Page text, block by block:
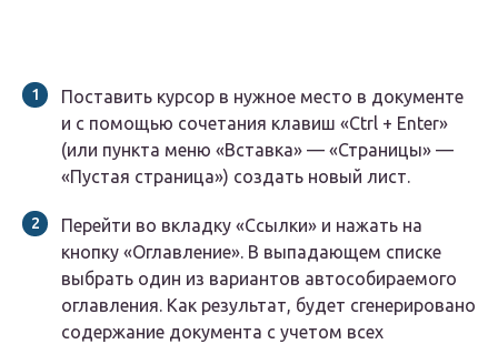
Поставить курсор в нужное место в документе
и с помощью сочетания клавиш «Ctrl + Enter»
(или пункта меню «Вставка» — «Страницы» —
«Пустая страница») создать новый лист.
Перейти во вкладку «Ссылки» и нажать на
кнопку «Оглавление». В выпадающем списке
выбрать один из вариантов автособираемого
оглавления. Как результат, будет сгенерировано
содержание документа с учетом всех